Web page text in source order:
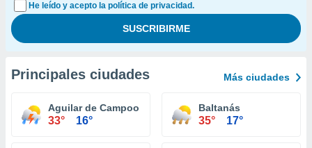
He leído y acepto la política de privacidad.
Principales ciudades Más ciudades
Aguilar de Campoo
33° 16°
Baltanás
35° 17°